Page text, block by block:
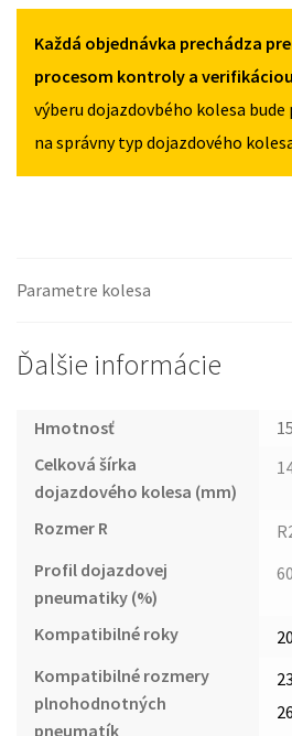
2010-
2017
5X112
Každá objednávka prechádza
procesom kontroly a
výberu dojazdovbého kolesa bude
na správny typ dojazdového
Parametre kolesa
Ďalšie informácie
Hmotnosť
Celková šírka
dojazdového kolesa (mm)
Rozmer R
Profil dojazdovej
pneumatiky (%)
60
Kompatibilné roky
Kompatibilné rozmery
plnohodnotných
pneumatík